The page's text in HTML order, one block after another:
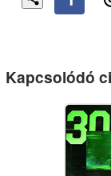
Kapcsolódó